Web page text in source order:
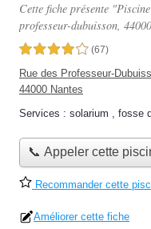
Cette fiche présente
professeur-dubuisson,
4,0 étoiles sur 5 (67)
Rue des Professeur-
44000 Nantes
Services : solarium , fosse
📞 Appeler cette
Recommander cette
Améliorer cette fiche